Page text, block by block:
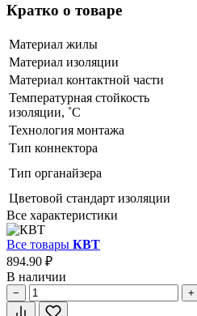
Кратко о товаре
Материал жилы
Материал изоляции
Материал контактной части
Температурная стойкость
изоляции, ˚С
Технология монтажа
Тип коннектора
Тип органайзера
Цветовой стандарт изоляции
Все характеристики
Все товары КВТ
894.90 ₽
В наличии
− +